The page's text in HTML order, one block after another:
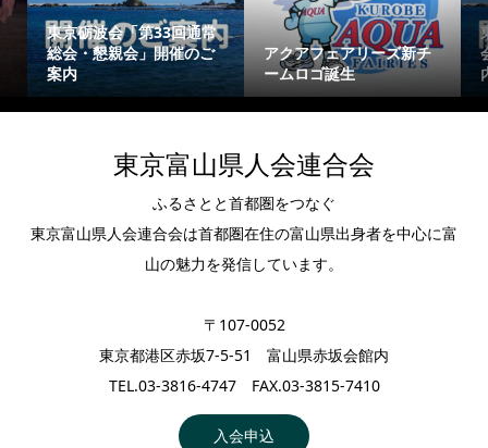
東京砺波会「第33回通常
総会・懇親会」開催のご
案内
アクアフェアリーズ新チ
ームロゴ誕生
東京富山県人会連合会
ふるさとと首都圏をつなぐ
東京富山県人会連合会は首都圏在住の富山県出身者を中心に富
山の魅力を発信しています。
〒107-0052
東京都港区赤坂7-5-51 富山県赤坂会館内
TEL.03-3816-4747 FAX.03-3815-7410
入会申込